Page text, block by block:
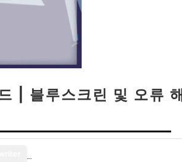
| 블루스크린 및 오류 해